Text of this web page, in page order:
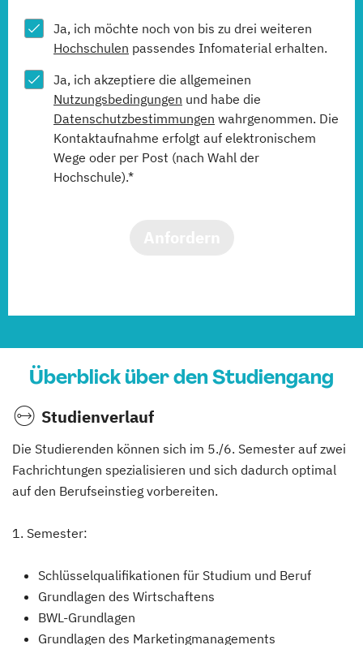
Ja, ich möchte noch von bis zu drei weiteren
Hochschulen passendes Infomaterial erhalten.
Ja, ich akzeptiere die allgemeinen
Nutzungsbedingungen und habe die
Datenschutzbestimmungen wahrgenommen. Die
Kontaktaufnahme erfolgt auf elektronischem
Wege oder per Post (nach Wahl der
Hochschule).*
Überblick über den Studiengang
Studienverlauf
Die Studierenden können sich im 5./6. Semester auf zwei
Fachrichtungen spezialisieren und sich dadurch optimal
auf den Berufseinstieg vorbereiten.
1. Semester:
Schlüsselqualifikationen für Studium und Beruf
Grundlagen des Wirtschaftens
BWL-Grundlagen
Grundlagen des Marketingmanagements